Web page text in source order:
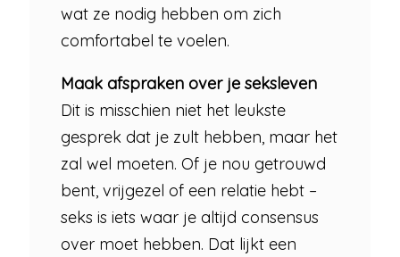
wat ze nodig hebben om zich
comfortabel te voelen.
Maak afspraken over je seksleven
Dit is misschien niet het leukste
gesprek dat je zult hebben, maar het
zal wel moeten. Of je nou getrouwd
bent, vrijgezel of een relatie hebt –
seks is iets waar je altijd consensus
over moet hebben. Dat lijkt een